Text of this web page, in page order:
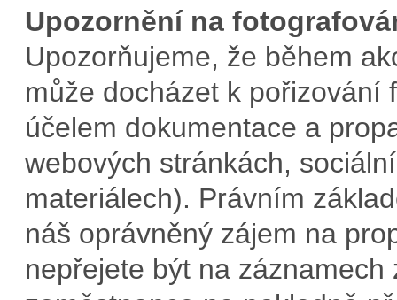
Upozornění na
Upozorňujeme, že během
může docházet k pořizování
účelem dokumentace a
webových stránkách,
materiálech). Právním
náš oprávněný zájem na
nepřejete být na